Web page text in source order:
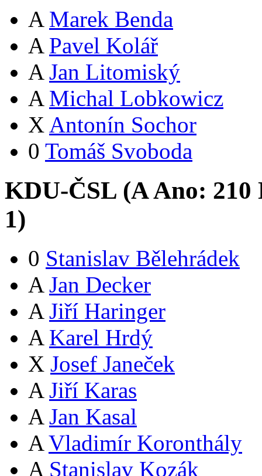
A Marek Benda
A Pavel Kolář
A Jan Litomiský
A Michal Lobkowicz
X Antonín Sochor
0 Tomáš Svoboda
KDU-ČSL (AAno: 210
1)
0 Stanislav Bělehrádek
A Jan Decker
A Jiří Haringer
A Karel Hrdý
X Josef Janeček
A Jiří Karas
A Jan Kasal
A Vladimír Koronthály
A Stanislav Kozák